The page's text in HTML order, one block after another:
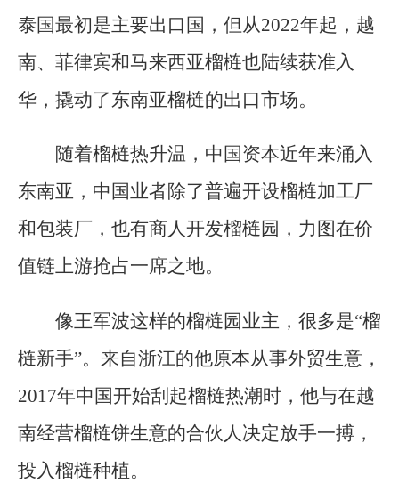
泰国最初是主要出口国，但从2022年起，越
南、菲律宾和马来西亚榴梿也陆续获准入
华，撬动了东南亚榴梿的出口市场。
随着榴梿热升温，中国资本近年来涌入
东南亚，中国业者除了普遍开设榴梿加工厂
和包装厂，也有商人开发榴梿园，力图在价
值链上游抢占一席之地。
像王军波这样的榴梿园业主，很多是“榴
梿新手”。来自浙江的他原本从事外贸生意，
2017年中国开始刮起榴梿热潮时，他与在越
南经营榴梿饼生意的合伙人决定放手一搏，
投入榴梿种植。